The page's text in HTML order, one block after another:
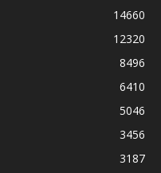
14660
12320
8496
6410
5046
3456
3187